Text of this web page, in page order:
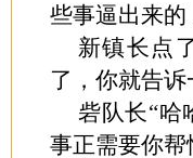
些事逼出来的
新镇长点
了，你就告
砦队长“哈
事正需要你帮